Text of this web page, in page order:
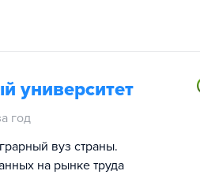
университет
год
вуз страны.
на рынке труда